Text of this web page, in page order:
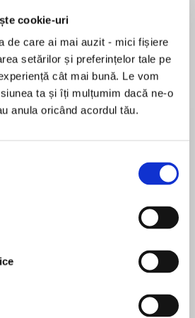
cookie-uri
de care ai mai auzit - mici fișiere
setărilor și preferințelor tale pe
cât mai bună. Le vom
ta și îți mulțumim dacă ne-o
anula oricând acordul tău.
and haunting.” (School
review)
of their divided country.
in Johannesburg, far from
call home. When their
becomes very sick, Naledi
to save their sister’s life.
carte
born in South Africa and